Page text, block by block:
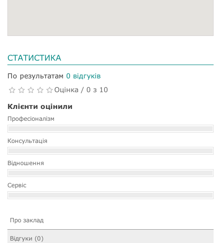
СТАТИСТИКА
По результатам 0 відгуків
Оцінка / 0 з 10
Клієнти оцінили
Професіоналізм
Консультація
Відношення
Сервіс
Про заклад
Відгуки (0)